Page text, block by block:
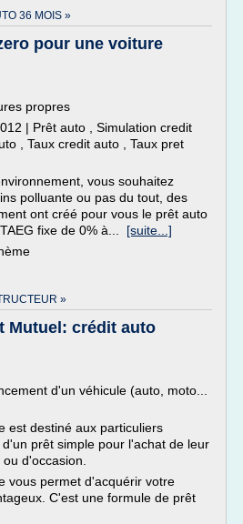
36 MOIS »
pour une voiture
propres
| Prêt auto , Simulation credit
, Taux credit auto , Taux pret
vous souhaitez
polluante ou pas du tout, des
ont créé pour vous le prêt auto
fixe de 0% à... [suite...]
»
Mutuel: crédit auto
d'un véhicule (auto, moto...
est destiné aux particuliers
prêt simple pour l'achat de leur
d'occasion.
vous permet d'acquérir votre
C'est une formule de prêt